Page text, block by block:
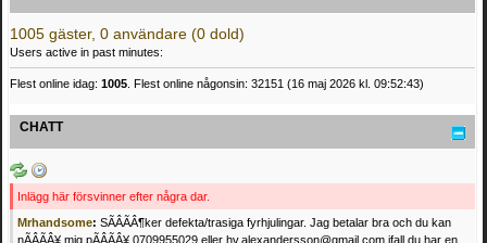
1005 gäster, 0 användare (0 dold)
Users active in past minutes:
Flest online idag: 1005 . Flest online någonsin: 32151 (16 maj 2026 kl. 09:52:43)
CHATT
Inlägg här försvinner efter några dar.
Mrhandsome: SÃÂÃÂ¶ker defekta/trasiga fyrhjulingar. Jag betalar bra och du kan
nÃÂÃÂ¥ mig pÃÂÃÂ¥ 0709955029 eller hv.alexandersson@gmail.com ifall du har en